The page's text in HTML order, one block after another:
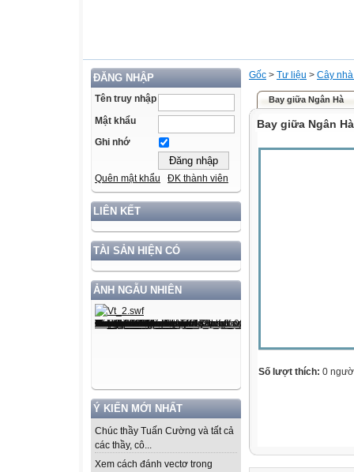
ĐĂNG NHẬP
Tên truy nhập
Mật khẩu
Ghi nhớ
Quên mật khẩu ĐK thành viên
LIÊN KẾT
TÀI SẢN HIỆN CÓ
ẢNH NGẪU NHIÊN
Ý KIẾN MỚI NHẤT
Chúc thầy Tuấn Cường và tất cả
các thầy, cô...
Xem cách đánh vectơ trong
Gốc > Tư liệu > Cây
Bay giữa Ngân Hà
Bay giữa Ngân Hà
Số lượt thích: 0